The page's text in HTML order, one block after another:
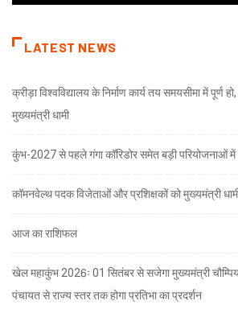
LATEST NEWS
क्रीड़ा विश्वविद्यालय के निर्माण कार्य तय समयसीमा में पूर्ण
मुख्यमंत्री धामी
कुंभ-2027 से पहले गंगा कॉरिडोर समेत बड़ी परियोजनाओं में
कॉमनवेल्थ पदक विजेताओं और प्रशिक्षकों को मुख्यमंत्री
आज का राशिफल
खेल महाकुंभ 2026ः 01 सितंबर से सजेगा मुख्यमंत्री
पंचायत से राज्य स्तर तक होगा प्रतिभा का प्रदर्शन